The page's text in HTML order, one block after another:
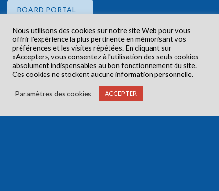
BOARD PORTAL
EMPLOYEE PORTAL
Droits d'auteur © 2026 Centre de santé communautaire
Carlington. Tous droits réservés.
Nous utilisons des cookies sur notre site Web pour vous
offrir l'expérience la plus pertinente en mémorisant vos
préférences et les visites répétées. En cliquant sur
«Accepter», vous consentez à l'utilisation des seuls cookies
absolument indispensables au bon fonctionnement du site.
Ces cookies ne stockent aucune information personnelle.
Paramètres des cookies ACCEPTER